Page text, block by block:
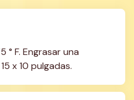
° F. Engrasar una
x 10 pulgadas.